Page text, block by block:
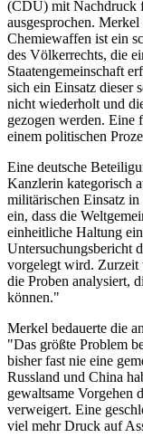
(CDU) mit Nachdruck
ausgesprochen.
Chemiewaffen ist ein
des Völkerrechts, die
Staatengemeinschaft
sich ein Einsatz dieser
nicht wiederholt und
gezogen werden. Eine
einem politischen
Eine deutsche
Kanzlerin kategorisch
militärischen Einsatz
ein, dass die
einheitliche Haltung
Untersuchungsbericht
vorgelegt wird. Zurzeit
die Proben analysiert,
können."
Merkel bedauerte die
"Das größte Problem
bisher fast nie eine
Russland und China
gewaltsame Vorgehen
verweigert. Eine
viel mehr Druck auf